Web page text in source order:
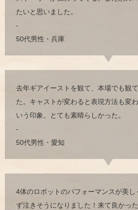
たいと思いました。
-
50代男性・兵庫
去年ギアイーストを観て、本場でも観
た。キャストが変わると表現方法も変
いう印象。とても素晴らしかった。
-
50代男性・愛知
4体のロボットのパフォーマンスが美し
ず泣きそうになりました！来て良かった